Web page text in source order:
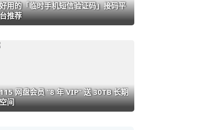
用的「临时手机短信验证码」接码平
推荐
网盘会员 “8 年 VIP” 送 30TB 长期
间